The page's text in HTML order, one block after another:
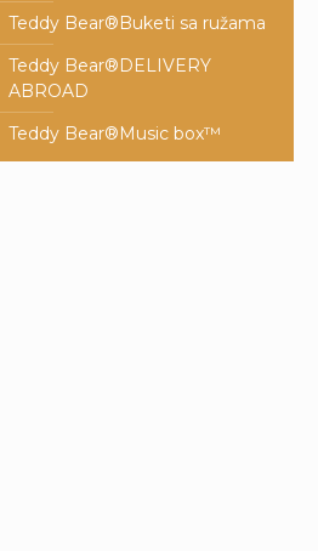
Teddy Bear®️Buketi sa ružama
Teddy Bear®️DELIVERY
ABROAD
Teddy Bear®️Music box™️